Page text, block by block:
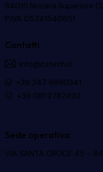
84015 Nocera Superiore
P.IVA 05741540651
Contatti
info@cztech.it
+39 347 6890341
+39 081 2787492
Sede operativa
VIA SANTA CROCE 45 –